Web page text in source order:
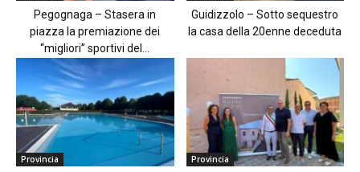
Pegognaga – Stasera in
piazza la premiazione dei
“migliori” sportivi del...
Guidizzolo – Sotto sequestro
la casa della 20enne deceduta
Provincia Provincia